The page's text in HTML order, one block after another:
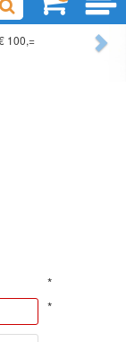
100,=
*
*